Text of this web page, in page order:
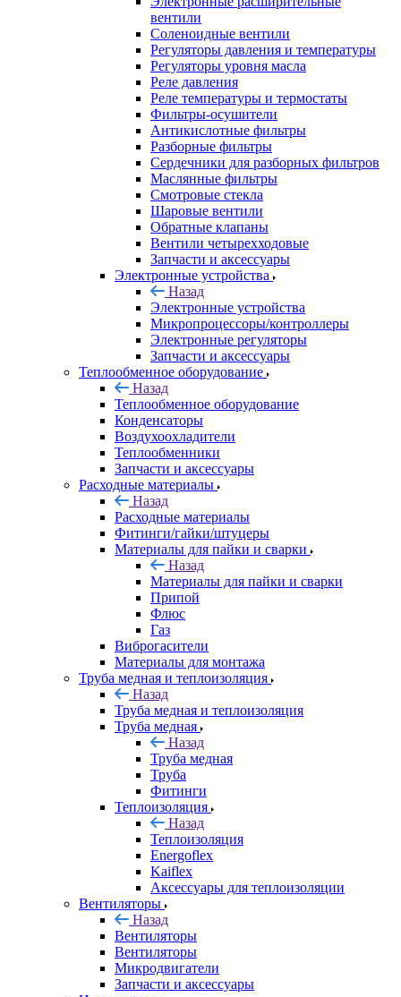
вентили
Соленоидные вентили
Регуляторы давления и температуры
Регуляторы уровня масла
Реле давления
Реле температуры и термостаты
Фильтры-осушители
Антикислотные фильтры
Разборные фильтры
Сердечники для разборных фильтров
Маслянные фильтры
Смотровые стекла
Шаровые вентили
Обратные клапаны
Вентили четырехходовые
Запчасти и аксессуары
Электронные устройства
Назад
Электронные устройства
Микропроцессоры/контроллеры
Электронные регуляторы
Запчасти и аксессуары
Теплообменное оборудование
Назад
Теплообменное оборудование
Конденсаторы
Воздухоохладители
Теплообменники
Запчасти и аксессуары
Расходные материалы
Назад
Расходные материалы
Фитинги/гайки/штуцеры
Материалы для пайки и сварки
Назад
Материалы для пайки и сварки
Припой
Флюс
Газ
Виброгасители
Материалы для монтажа
Труба медная и теплоизоляция
Назад
Труба медная и теплоизоляция
Труба медная
Назад
Труба медная
Труба
Фитинги
Теплоизоляция
Назад
Теплоизоляция
Energoflex
Kaiflex
Аксессуары для теплоизоляции
Вентиляторы
Назад
Вентиляторы
Вентиляторы
Микродвигатели
Запчасти и аксессуары